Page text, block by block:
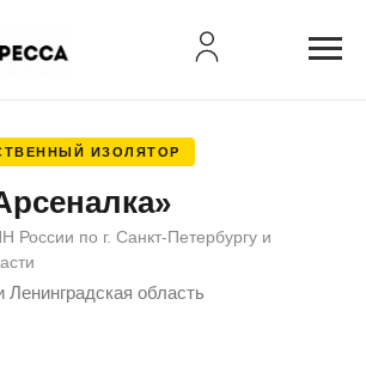
ИЗОЛЯТОР
по г. Санкт-Петербургу и
Ленинградская область